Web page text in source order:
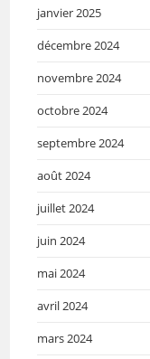
janvier 2025
décembre 2024
novembre 2024
octobre 2024
septembre 2024
août 2024
juillet 2024
juin 2024
mai 2024
avril 2024
mars 2024